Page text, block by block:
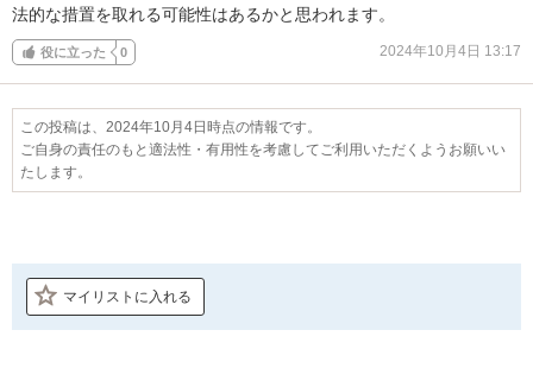
法的な措置を取れる可能性はあるかと思われます。
役に立った 0 2024年10月4日 13:17
この投稿は、2024年10月4日時点の情報です。
ご自身の責任のもと適法性・有用性を考慮してご利用いただくようお願いい
たします。
マイリストに入れる